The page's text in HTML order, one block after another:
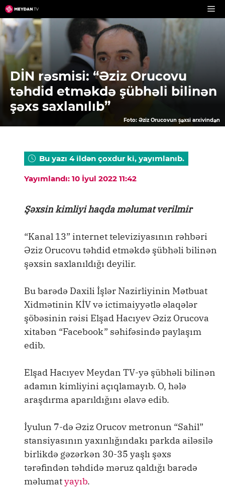
Skip
to
content
DİN rəsmisi: “Əziz Orucovu
təhdid etməkdə şübhəli bilinən
şəxs saxlanılıb”
Foto: Əziz Orucovun şəxsi arxivindən
Bu yazı 4 ildən çoxdur ki, yayımlanıb.
Yayımlandı: 10 İyul 2022 11:42
Şəxsin kimliyi haqda məlumat verilmir
“Kanal 13” internet televiziyasının rəhbəri
Əziz Orucovu təhdid etməkdə şübhəli bilinən
şəxsin saxlanıldığı deyilir.
Bu barədə Daxili İşlər Nazirliyinin Mətbuat
Xidmətinin KİV və ictimaiyyətlə əlaqələr
şöbəsinin rəisi Elşad Hacıyev Əziz Orucova
xitabən “Facebook” səhifəsində paylaşım
edib.
Elşad Hacıyev Meydan TV-yə şübhəli bilinən
adamın kimliyini açıqlamayıb. O, hələ
araşdırma aparıldığını əlavə edib.
İyulun 7-də Əziz Orucov metronun “Sahil”
stansiyasının yaxınlığındakı parkda ailəsilə
birlikdə gəzərkən 30-35 yaşlı şəxs
tərəfindən təhdidə məruz qaldığı barədə
məlumatyayıb.